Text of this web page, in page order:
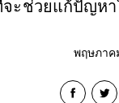
ะช่วยแก้ปัญห
พฤษภาค